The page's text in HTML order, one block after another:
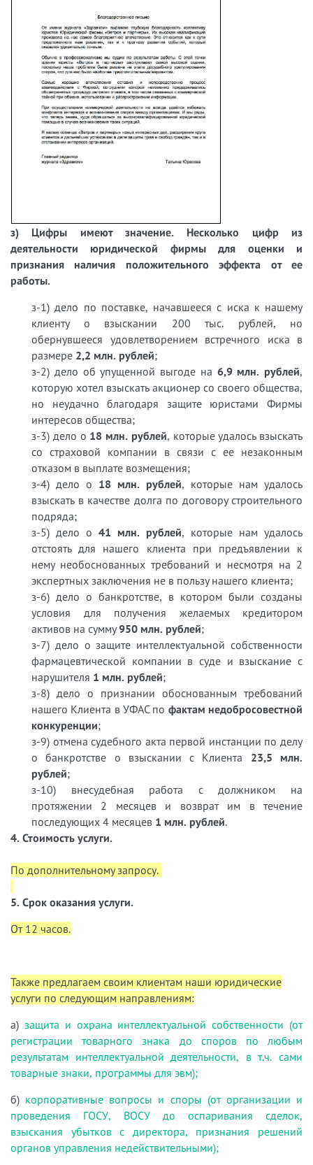
з) Цифры имеют значение. Несколько цифр из
деятельности юридической фирмы для оценки и
признания наличия положительного эффекта от ее
работы.
з-1) дело по поставке, начавшееся с иска к нашему
клиенту о взыскании 200 тыс. рублей, но
обернувшееся удовлетворением встречного иска в
размере 2,2 млн. рублей;
з-2) дело об упущенной выгоде на 6,9 млн. рублей,
которую хотел взыскать акционер со своего общества,
но неудачно благодаря защите юристами Фирмы
интересов общества;
з-3) дело о 18 млн. рублей, которые удалось взыскать
со страховой компании в связи с ее незаконным
отказом в выплате возмещения;
з-4) дело о 18 млн. рублей, которые нам удалось
взыскать в качестве долга по договору строительного
подряда;
з-5) дело о 41 млн. рублей, которые нам удалось
отстоять для нашего клиента при предъявлении к
нему необоснованных требований и несмотря на 2
экспертных заключения не в пользу нашего клиента;
з-6) дело о банкротстве, в котором были созданы
условия для получения желаемых кредитором
активов на сумму950 млн. рублей;
з-7) дело о защите интеллектуальной собственности
фармацевтической компании в суде и взыскание с
нарушителя 1 млн. рублей;
з-8) дело о признании обоснованным требований
нашего Клиента в УФАС по фактам недобросовестной
конкуренции;
з-9) отмена судебного акта первой инстанции по делу
о банкротстве о взыскании с Клиента 23,5 млн.
рублей;
з-10) внесудебная работа с должником на
протяжении 2 месяцев и возврат им в течение
последующих 4 месяцев 1 млн. рублей.
4. Стоимость услуги.
По дополнительному запросу.
5. Срок оказания услуги.
От 12 часов.
Также предлагаем своим клиентам наши юридические
услуги по следующим направлениям:
а) защита и охрана интеллектуальной собственности (от
регистрации товарного знака до споров по любым
результатам интеллектуальной деятельности, в т.ч. сами
товарные знаки, программы для эвм);
б) корпоративные вопросы и споры (от организации и
проведения ГОСУ, ВОСУ до оспаривания сделок,
взыскания убытков с директора, признания решений
органов управления недействительными);